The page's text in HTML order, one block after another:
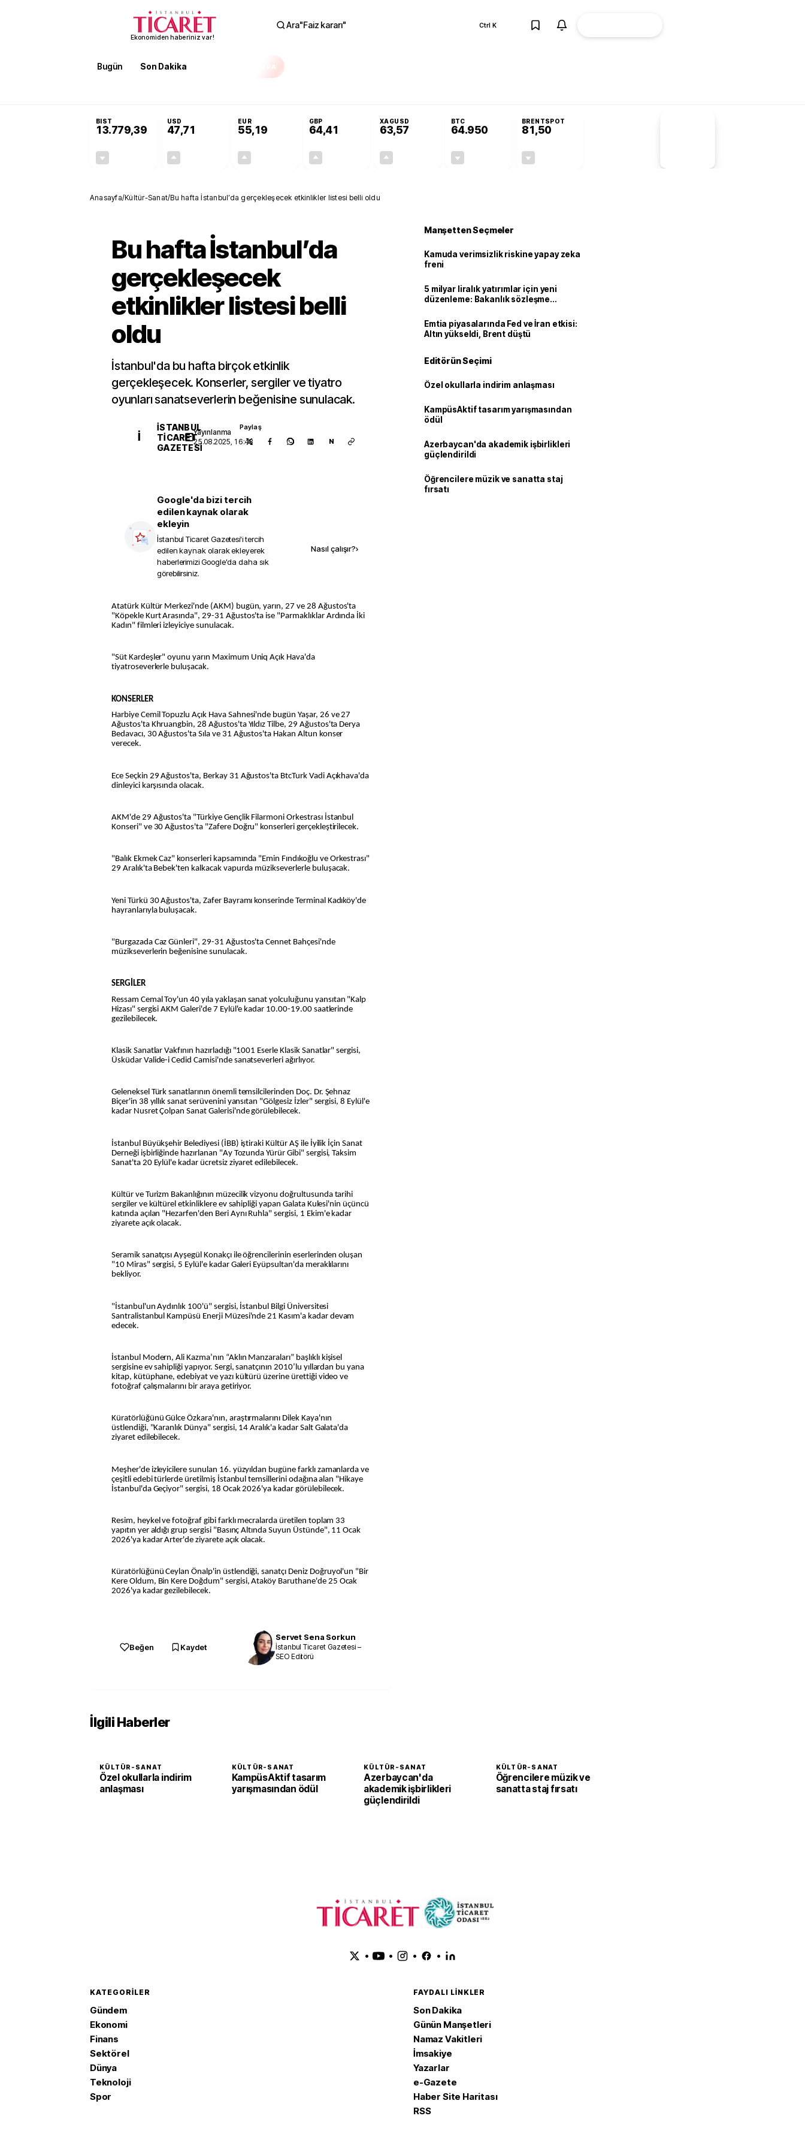
Ekonomiden haberiniz var!
Ara"Faiz kararı" Ctrl K
Bugün Son Dakika
BIST
13.779,39
USD
47,71
EUR
55,19
GBP
64,41
XAGUSD
63,57
BTC
64.950
BRENTSPOT
81,50
Anasayfa/Kültür-Sanat/Bu hafta İstanbul’da gerçekleşecek etkinlikler listesi belli oldu
Bu hafta İstanbul’da
gerçekleşecek
etkinlikler listesi belli
oldu
İstanbul'da bu hafta birçok etkinlik
gerçekleşecek. Konserler, sergiler ve tiyatro
oyunları sanatseverlerin beğenisine sunulacak.
İ
İSTANBUL
TICARET
GAZETESI
Yayınlanma
25.08.2025, 16:43
Paylaş
N
Google'da bizi tercih
edilen kaynak olarak
ekleyin
İstanbul Ticaret Gazetesi'i tercih
edilen kaynak olarak ekleyerek
haberlerimizi Google'da daha sık
görebilirsiniz.
Nasıl çalışır?›
Atatürk Kültür Merkezi'nde (AKM) bugün, yarın, 27 ve 28 Ağustos'ta
"Köpekle Kurt Arasında", 29-31 Ağustos'ta ise "Parmaklıklar Ardında İki
Kadın" filmleri izleyiciye sunulacak.
"Süt Kardeşler" oyunu yarın Maximum Uniq Açık Hava'da
tiyatroseverlerle buluşacak.
KONSERLER
Harbiye Cemil Topuzlu Açık Hava Sahnesi'nde bugün Yaşar, 26 ve 27
Ağustos'ta Khruangbin, 28 Ağustos'ta Yıldız Tilbe, 29 Ağustos'ta Derya
Bedavacı, 30 Ağustos'ta Sıla ve 31 Ağustos'ta Hakan Altun konser
verecek.
Ece Seçkin 29 Ağustos'ta, Berkay 31 Ağustos'ta BtcTurk Vadi Açıkhava'da
dinleyici karşısında olacak.
AKM'de 29 Ağustos'ta "Türkiye Gençlik Filarmoni Orkestrası İstanbul
Konseri" ve 30 Ağustos'ta "Zafere Doğru" konserleri gerçekleştirilecek.
"Balık Ekmek Caz" konserleri kapsamında "Emin Fındıkoğlu ve Orkestrası"
29 Aralık'ta Bebek'ten kalkacak vapurda müzikseverlerle buluşacak.
Yeni Türkü 30 Ağustos'ta, Zafer Bayramı konserinde Terminal Kadıköy'de
hayranlarıyla buluşacak.
"Burgazada Caz Günleri", 29-31 Ağustos'ta Cennet Bahçesi'nde
müzikseverlerin beğenisine sunulacak.
SERGİLER
Ressam Cemal Toy'un 40 yıla yaklaşan sanat yolculuğunu yansıtan "Kalp
Hizası" sergisi AKM Galeri'de 7 Eylül'e kadar 10.00-19.00 saatlerinde
gezilebilecek.
Klasik Sanatlar Vakfının hazırladığı "1001 Eserle Klasik Sanatlar" sergisi,
Üsküdar Valide-i Cedid Camisi'nde sanatseverleri ağırlıyor.
Geleneksel Türk sanatlarının önemli temsilcilerinden Doç. Dr. Şehnaz
Biçer'in 38 yıllık sanat serüvenini yansıtan "Gölgesiz İzler" sergisi, 8 Eylül'e
kadar Nusret Çolpan Sanat Galerisi'nde görülebilecek.
İstanbul Büyükşehir Belediyesi (İBB) iştiraki Kültür AŞ ile İyilik İçin Sanat
Derneği işbirliğinde hazırlanan "Ay Tozunda Yürür Gibi" sergisi, Taksim
Sanat'ta 20 Eylül'e kadar ücretsiz ziyaret edilebilecek.
Kültür ve Turizm Bakanlığının müzecilik vizyonu doğrultusunda tarihi
sergiler ve kültürel etkinliklere ev sahipliği yapan Galata Kulesi'nin üçüncü
katında açılan "Hezarfen'den Beri Aynı Ruhla" sergisi, 1 Ekim'e kadar
ziyarete açık olacak.
Seramik sanatçısı Ayşegül Konakçı ile öğrencilerinin eserlerinden oluşan
"10 Miras" sergisi, 5 Eylül'e kadar Galeri Eyüpsultan'da meraklılarını
bekliyor.
"İstanbul'un Aydınlık 100'ü" sergisi, İstanbul Bilgi Üniversitesi
Santralistanbul Kampüsü Enerji Müzesi'nde 21 Kasım'a kadar devam
edecek.
İstanbul Modern, Ali Kazma’nın “Aklın Manzaraları” başlıklı kişisel
sergisine ev sahipliği yapıyor. Sergi, sanatçının 2010’lu yıllardan bu yana
kitap, kütüphane, edebiyat ve yazı kültürü üzerine ürettiği video ve
fotoğraf çalışmalarını bir araya getiriyor.
Küratörlüğünü Gülce Özkara'nın, araştırmalarını Dilek Kaya'nın
üstlendiği, "Karanlık Dünya" sergisi, 14 Aralık'a kadar Salt Galata'da
ziyaret edilebilecek.
Meşher'de izleyicilere sunulan 16. yüzyıldan bugüne farklı zamanlarda ve
çeşitli edebi türlerde üretilmiş İstanbul temsillerini odağına alan "Hikaye
İstanbul'da Geçiyor" sergisi, 18 Ocak 2026'ya kadar görülebilecek.
Resim, heykel ve fotoğraf gibi farklı mecralarda üretilen toplam 33
yapıtın yer aldığı grup sergisi "Basınç Altında Suyun Üstünde", 11 Ocak
2026'ya kadar Arter'de ziyarete açık olacak.
Küratörlüğünü Ceylan Önalp'in üstlendiği, sanatçı Deniz Doğruyol'un "Bir
Kere Oldum, Bin Kere Doğdum" sergisi, Ataköy Baruthane'de 25 Ocak
2026'ya kadar gezilebilecek.
Beğen Kaydet
Servet Sena Sorkun
İstanbul Ticaret Gazetesi –
SEO Editörü
Manşetten Seçmeler
Kamuda verimsizlik riskine yapay zeka
freni
5 milyar liralık yatırımlar için yeni
düzenleme: Bakanlık sözleşme
Emtia piyasalarında Fed ve İran etkisi:
Altın yükseldi, Brent düştü
Editörün Seçimi
Özel okullarla indirim anlaşması
KampüsAktif tasarım yarışmasından
ödül
Azerbaycan'da akademik işbirlikleri
güçlendirildi
Öğrencilere müzik ve sanatta staj
fırsatı
İlgili Haberler
KÜLTÜR-SANAT
Özel okullarla indirim
anlaşması
KÜLTÜR-SANAT
KampüsAktif tasarım
yarışmasından ödül
KÜLTÜR-SANAT
Azerbaycan'da
akademik işbirlikleri
güçlendirildi
KÜLTÜR-SANAT
Öğrencilere müzik ve
sanatta staj fırsatı
• • • •
KATEGORILER
Gündem
Ekonomi
Finans
Sektörel
Dünya
Teknoloji
Spor
FAYDALI LINKLER
Son Dakika
Günün Manşetleri
Namaz Vakitleri
İmsakiye
Yazarlar
e-Gazete
Haber Site Haritası
RSS